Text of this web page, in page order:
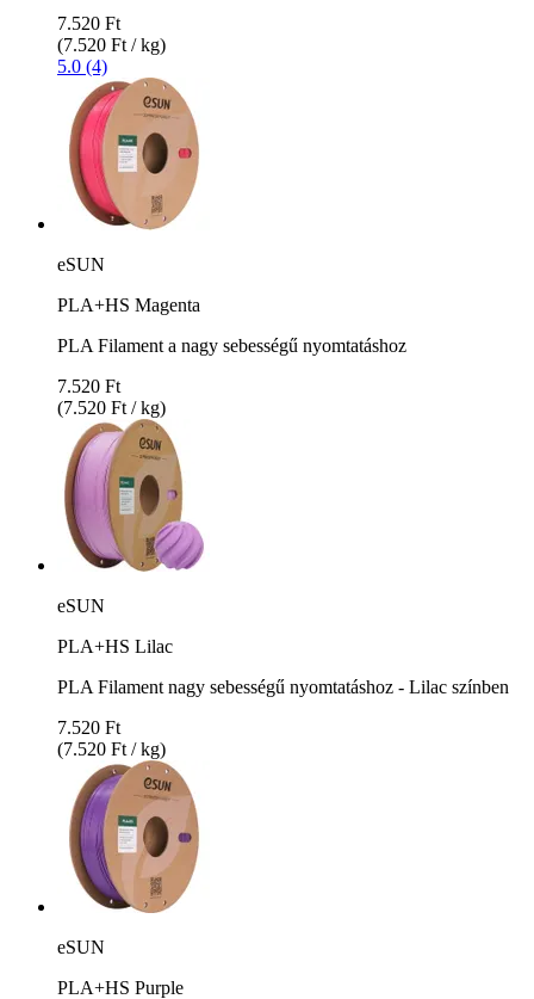
7.520 Ft
(7.520 Ft / kg)
5.0 (4)
eSUN
PLA+HS Magenta
PLA Filament a nagy sebességű nyomtatáshoz
7.520 Ft
(7.520 Ft / kg)
eSUN
PLA+HS Lilac
PLA Filament nagy sebességű nyomtatáshoz - Lilac színben
7.520 Ft
(7.520 Ft / kg)
eSUN
PLA+HS Purple